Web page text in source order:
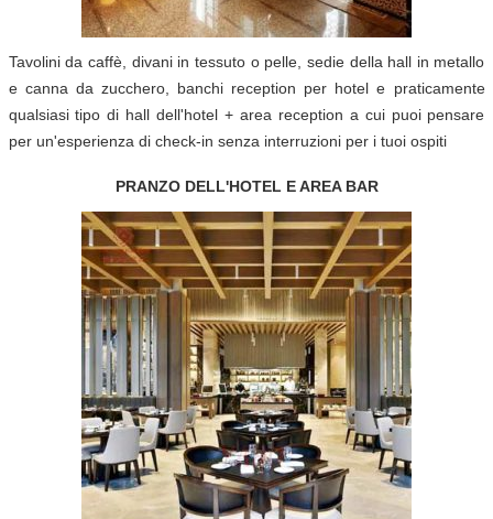
Tavolini da caffè, divani in tessuto o pelle, sedie della hall in metallo
e canna da zucchero, banchi reception per hotel e praticamente
qualsiasi tipo di hall dell'hotel + area reception a cui puoi pensare
per un'esperienza di check-in senza interruzioni per i tuoi ospiti
PRANZO DELL'HOTEL E AREA BAR